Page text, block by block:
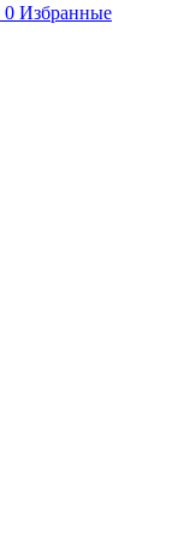
0 Избранные